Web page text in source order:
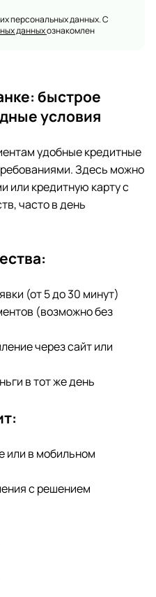
персональных данных. С
данныхознакомлен
быстрое
условия
удобные кредитные
Здесь можно
или кредитную карту с
часто в день
(от 5 до 30 минут)
(возможно без
через сайт или
в тот же день
или в мобильном
с решением